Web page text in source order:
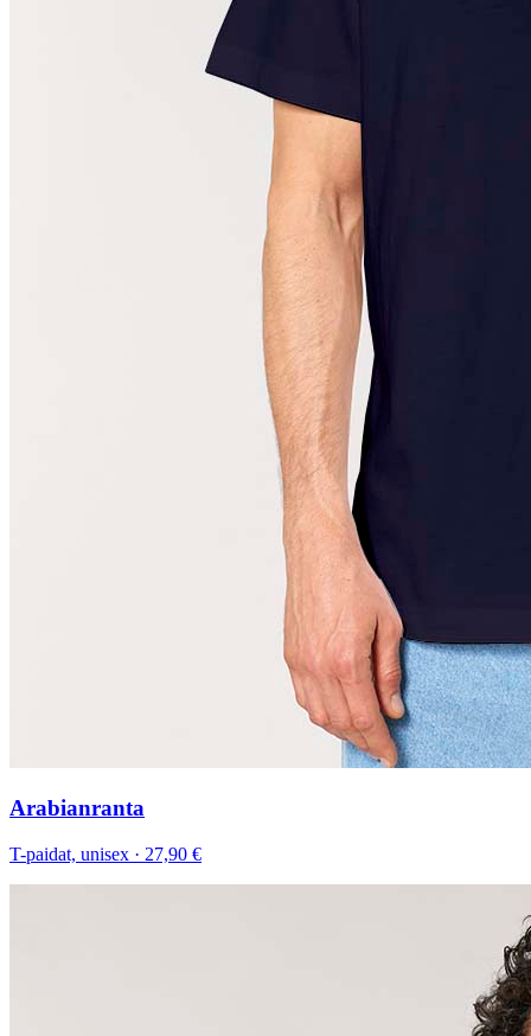
Arabianranta
T-paidat, unisex · 27,90 €